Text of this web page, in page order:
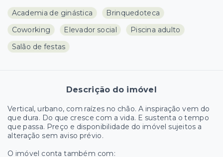
Academia de ginástica
Brinquedoteca
Coworking
Elevador social
Piscina adulto
Salão de festas
Descrição do imóvel
Vertical, urbano, com raízes no chão. A inspiração vem do
que dura. Do que cresce com a vida. E sustenta o tempo
que passa. Preço e disponibilidade do imóvel sujeitos a
alteração sem aviso prévio.
O imóvel conta também com: